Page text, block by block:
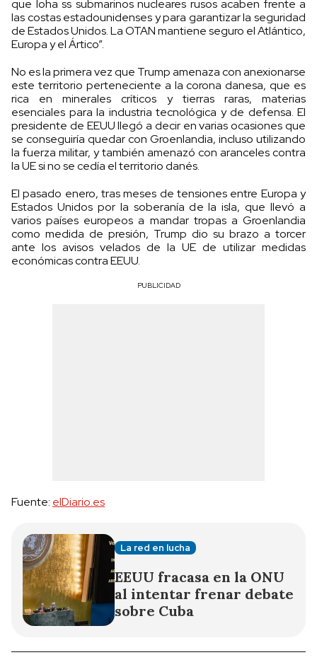
que loha ss submarinos nucleares rusos acaben frente a
las costas estadounidenses y para garantizar la seguridad
de Estados Unidos. La OTAN mantiene seguro el Atlántico,
Europa y el Ártico”.
No es la primera vez que Trump amenaza con anexionarse
este territorio perteneciente a la corona danesa, que es
rica en minerales críticos y tierras raras, materias
esenciales para la industria tecnológica y de defensa. El
presidente de EEUU llegó a decir en varias ocasiones que
se conseguiría quedar con Groenlandia, incluso utilizando
la fuerza militar, y también amenazó con aranceles contra
la UE si no se cedía el territorio danés.
El pasado enero, tras meses de tensiones entre Europa y
Estados Unidos por la soberanía de la isla, que llevó a
varios países europeos a mandar tropas a Groenlandia
como medida de presión, Trump dio su brazo a torcer
ante los avisos velados de la UE de utilizar medidas
económicas contra EEUU.
PUBLICIDAD
Fuente: elDiario.es
La red en lucha
EEUU fracasa en la ONU
al intentar frenar debate
sobre Cuba